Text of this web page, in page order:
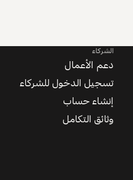
الشركاء
دعم الأعمال
تسجيل الدخول للشركاء
إنشاء حساب
وثائق التكامل